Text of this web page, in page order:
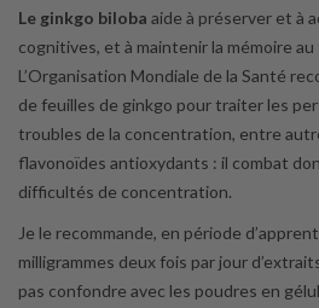
Le ginkgo biloba aide à préserver et à
cognitives, et à maintenir la mémoire
L’Organisation Mondiale de la Santé
de feuilles de ginkgo pour traiter les
troubles de la concentration, entre
flavonoïdes antioxydants : il combat
difficultés de concentration.
Je le recommande, en période
milligrammes deux fois par jour
pas confondre avec les poudres en